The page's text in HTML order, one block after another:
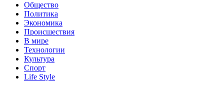
Общество
Политика
Экономика
Происшествия
В мире
Технологии
Культура
Спорт
Life Style